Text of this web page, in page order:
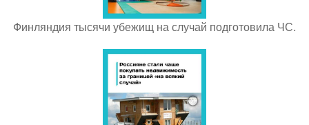
Финляндия тысячи убежищ на случай подготовила ЧС.